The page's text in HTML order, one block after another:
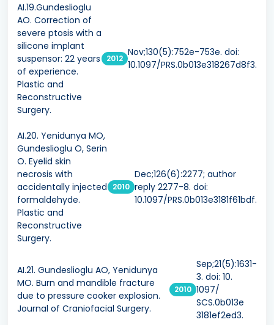
AI.19.Gundeslioglu
AO. Correction of
severe ptosis with a
silicone implant
suspensor: 22 years
of experience.
Plastic and
Reconstructive
Surgery.
2012
Nov;130(5):752e-753e. doi:
10.1097/PRS.0b013e318267d8f3.
AI.20. Yenidunya MO,
Gundeslioglu O, Serin
O. Eyelid skin
necrosis with
accidentally injected
formaldehyde.
Plastic and
Reconstructive
Surgery.
2010
Dec;126(6):2277; author
reply 2277-8. doi:
10.1097/PRS.0b013e3181f61bdf.
AI.21. Gundeslioglu AO, Yenidunya
MO. Burn and mandible fracture
due to pressure cooker explosion.
Journal of Craniofacial Surgery.
2010
Sep;21(5):1631-
3. doi: 10.
1097/
SCS.0b013e
3181ef2ed3.